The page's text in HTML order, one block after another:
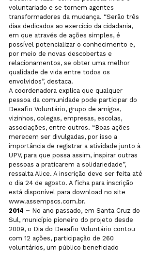
voluntariado e se tornem agentes
transformadores da mudança. “Serão três
dias dedicados ao exercício da cidadania,
em que através de ações simples, é
possível potencializar o conhecimento e,
por meio de novas descobertas e
relacionamentos, se obter uma melhor
qualidade de vida entre todos os
envolvidos”, destaca.
A coordenadora explica que qualquer
pessoa da comunidade pode participar do
Desafio Voluntário, grupo de amigos,
vizinhos, colegas, empresas, escolas,
associações, entre outros. “Boas ações
merecem ser divulgadas, por isso a
importância de registrar a atividade junto à
UPV, para que possa assim, inspirar outras
pessoas a praticarem a solidariedade”,
ressalta Alice. A inscrição deve ser feita até
o dia 24 de agosto. A ficha para inscrição
está disponível para download no site
www.assempscs.com.br.
2014 – No ano passado, em Santa Cruz do
Sul, município pioneiro do projeto desde
2009, o Dia do Desafio Voluntário contou
com 12 ações, participação de 260
voluntários, um público beneficiado